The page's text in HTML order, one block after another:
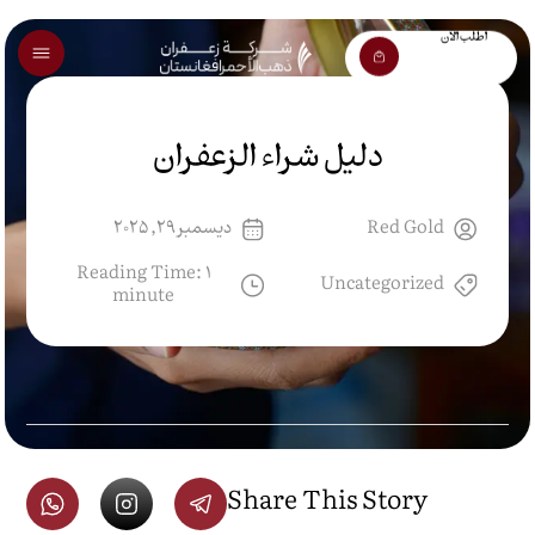
اطلب الآن
دليل شراء الزعفران
Red Gold
ديسمبر 29, 2025
Uncategorized
Reading Time: 1
minute
Share This Story